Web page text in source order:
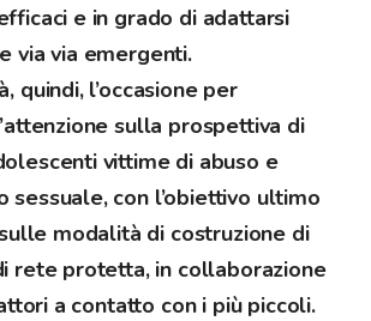
e in grado di adattarsi
via via emergenti.
quindi, l’occasione per
sulla prospettiva di
vittime di abuso e
sessuale, con l’obiettivo ultimo
modalità di costruzione di
rete protetta, in collaborazione
a contatto con i più piccoli.